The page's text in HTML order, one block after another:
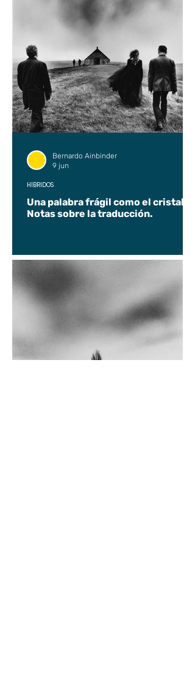
Una palabra frágil como el cristal.
Notas sobre la traducción.
HÍBRIDOS
Bernardo Ainbinder
9 jun